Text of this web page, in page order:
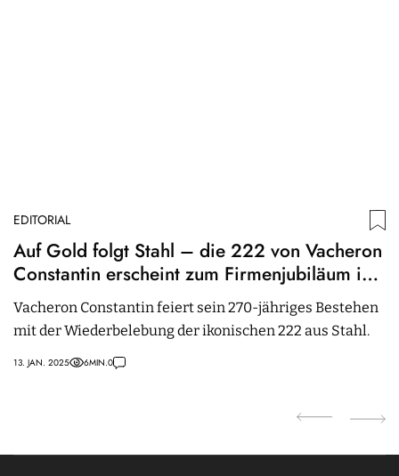
EDITORIAL
Auf Gold folgt Stahl – die 222 von Vacheron
Constantin erscheint zum Firmenjubiläum in
neuem Gewand
Vacheron Constantin feiert sein 270-jähriges Bestehen
mit der Wiederbelebung der ikonischen 222 aus Stahl.
13. JAN. 2025 6MIN.0